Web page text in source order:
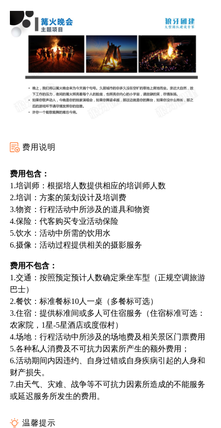
费用说明
费用包含：
1.培训师：根据培人 数提供相应的培训师人数
2.培训：方案的策划设计及培训费
3.物资：行程活动中所涉及的道具和物资
4.保险：代客购买专业活动保险
5.饮水：活动中所需的饮用水
6.摄像：活动过程提供相关的摄影服务
费用不包含：
1.交通：按照预定预计人数确定乘坐车型（正规空调旅游
巴士）
2.餐饮：标准餐标10人一桌（多餐标可选）
3.住宿：提供标准间或多人可住宿服务（住宿标准可选：
农家院，1星-5星酒店或度假村）
4.场地：行程活动中所涉及的场地费及相关景区门票费用
5.各种私人消费及不可抗力因素所产生的额外费用；
6.活动期间内因违约、自身过错或自身疾病引起的人身和
财产损失。
7.由天气、 灾难、战争等不可抗力因素所造成的不能服务
或延迟服务所发生的费用。
温馨提示